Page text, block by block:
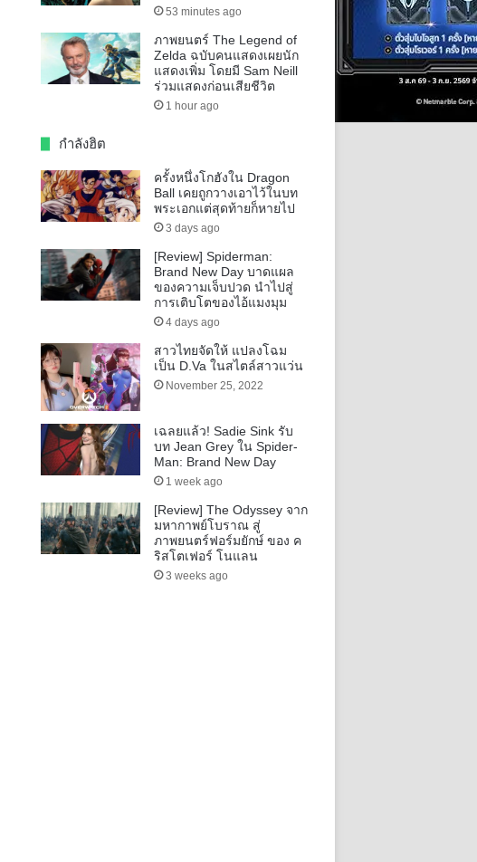
53 minutes ago
ภาพยนตร์ The Legend of
Zelda ฉบับคนแสดงเผยนัก
แสดงเพิ่ม โดยมี Sam Neill
ร่วมแสดงก่อนเสียชีวิต
1 hour ago
กำลังฮิต
ครั้งหนึ่งโกฮังใน Dragon
Ball เคยถูกวางเอาไว้ในบท
พระเอกแต่สุดท้ายก็หายไป
3 days ago
[Review] Spiderman:
Brand New Day บาดแผล
ของความเจ็บปวด นำไปสู่
การเติบโตของไอ้แมงมุม
4 days ago
สาวไทยจัดให้ แปลงโฉม
เป็น D.Va ในสไตล์สาวแว่น
November 25, 2022
เฉลยแล้ว! Sadie Sink รับ
บท Jean Grey ใน Spider-
Man: Brand New Day
1 week ago
[Review] The Odyssey จาก
มหากาพย์โบราณ สู่
ภาพยนตร์ฟอร์มยักษ์ ของ ค
ริสโตเฟอร์ โนแลน
3 weeks ago